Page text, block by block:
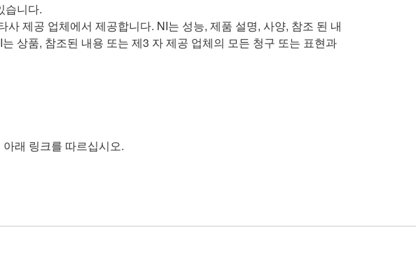
습니다.
제공 업체에서 제공합니다. NI는 성능, 제품 설명, 사양, 참조 된 내
상품, 참조된 내용 또는 제3 자 제공 업체의 모든 청구 또는 표현과
래 링크를 따르십시오.